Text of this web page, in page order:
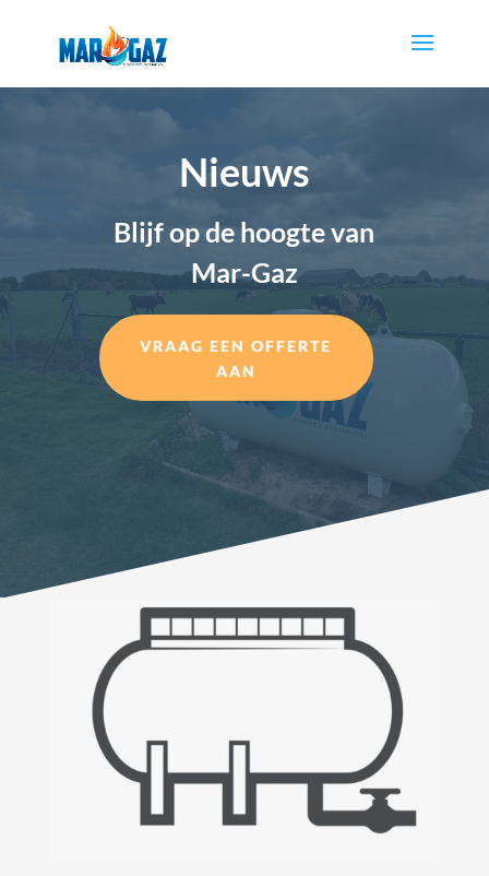
Nieuws
Blijf op de hoogte van
Mar-Gaz
VRAAG EEN OFFERTE
AAN